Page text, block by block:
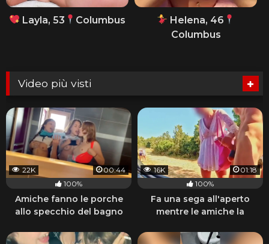
Layla, 53 Columbus
Helena, 46
Columbus
Video più visti
22K
00:44
100%
Amiche fanno le porche
allo specchio del bagno
16K
01:18
100%
Fa una sega all'aperto
mentre le amiche la